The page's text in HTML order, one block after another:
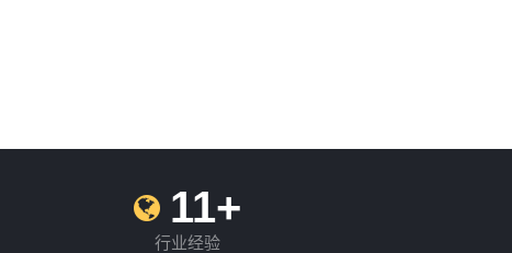
11+
行业经验